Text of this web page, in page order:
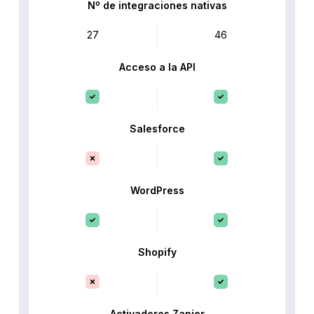
Nº de integraciones nativas
27 46
Acceso a la API
Salesforce
WordPress
Shopify